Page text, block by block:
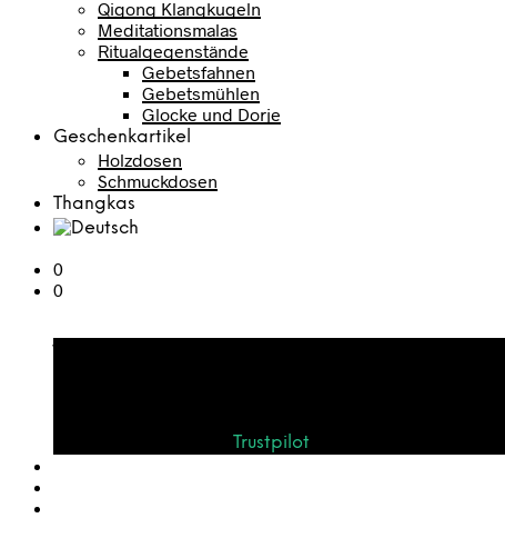
Qigong Klangkugeln
Meditationsmalas
Ritualgegenstände
Gebetsfahnen
Gebetsmühlen
Glocke und Dorje
Geschenkartikel
Holzdosen
Schmuckdosen
Thangkas
0
0
Trustpilot